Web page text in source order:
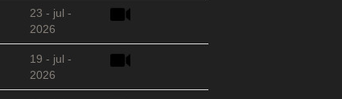
23 - jul -
2026
19 - jul -
2026